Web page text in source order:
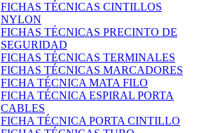
FICHAS TÉCNICAS CINTILLOS
NYLON
FICHAS TÉCNICAS PRECINTO DE
SEGURIDAD
FICHAS TÉCNICAS TERMINALES
FICHAS TÉCNICAS MARCADORES
FICHA TÉCNICA MATA FILO
FICHA TÉCNICA ESPIRAL PORTA
CABLES
FICHA TÉCNICA PORTA CINTILLO